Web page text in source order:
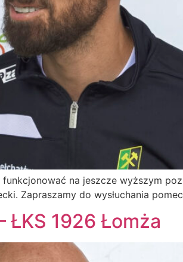
na jeszcze wyższym
Zapraszamy do wysłuchania
ŁKS 1926 Łomża